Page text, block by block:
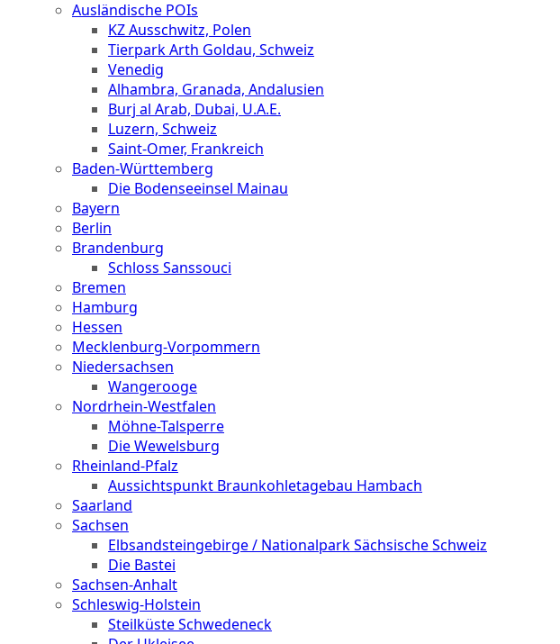
Ausländische POIs
KZ Ausschwitz, Polen
Tierpark Arth Goldau, Schweiz
Venedig
Alhambra, Granada, Andalusien
Burj al Arab, Dubai, U.A.E.
Luzern, Schweiz
Saint-Omer, Frankreich
Baden-Württemberg
Die Bodenseeinsel Mainau
Bayern
Berlin
Brandenburg
Schloss Sanssouci
Bremen
Hamburg
Hessen
Mecklenburg-Vorpommern
Niedersachsen
Wangerooge
Nordrhein-Westfalen
Möhne-Talsperre
Die Wewelsburg
Rheinland-Pfalz
Aussichtspunkt Braunkohletagebau Hambach
Saarland
Sachsen
Elbsandsteingebirge / Nationalpark Sächsische Schweiz
Die Bastei
Sachsen-Anhalt
Schleswig-Holstein
Steilküste Schwedeneck